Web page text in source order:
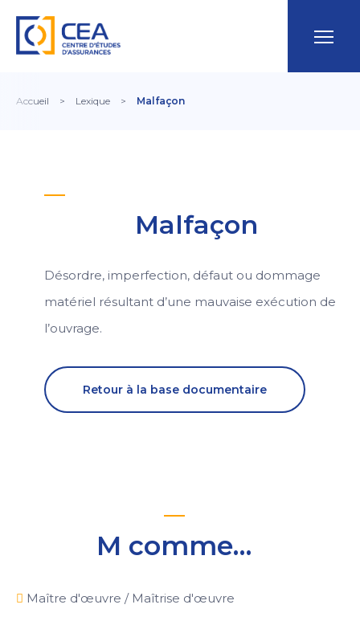
Accueil > Lexique > Malfaçon
Malfaçon
Désordre, imperfection, défaut ou dommage
matériel résultant d’une mauvaise exécution de
l’ouvrage.
Retour à la base documentaire
M comme…
Maître d'œuvre / Maîtrise d'œuvre